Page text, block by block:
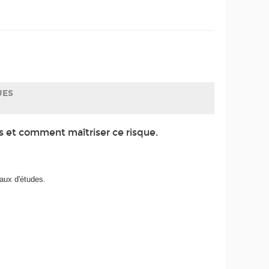
et comment maîtriser ce risque.
d'études.